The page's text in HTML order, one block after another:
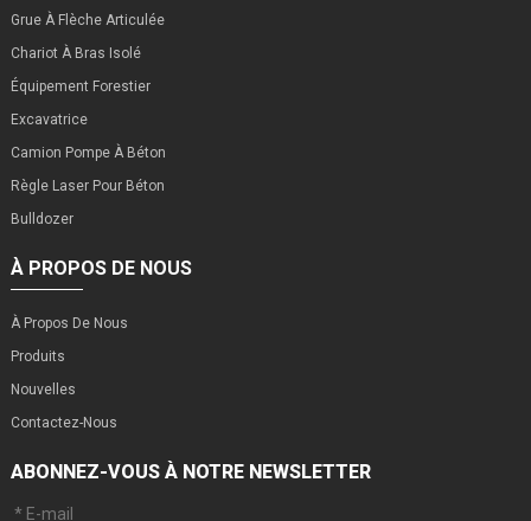
Grue À Flèche Articulée
Chariot À Bras Isolé
Équipement Forestier
Excavatrice
Camion Pompe À Béton
Règle Laser Pour Béton
Bulldozer
À PROPOS DE NOUS
À Propos De Nous
Produits
Nouvelles
Contactez-Nous
ABONNEZ-VOUS À NOTRE NEWSLETTER